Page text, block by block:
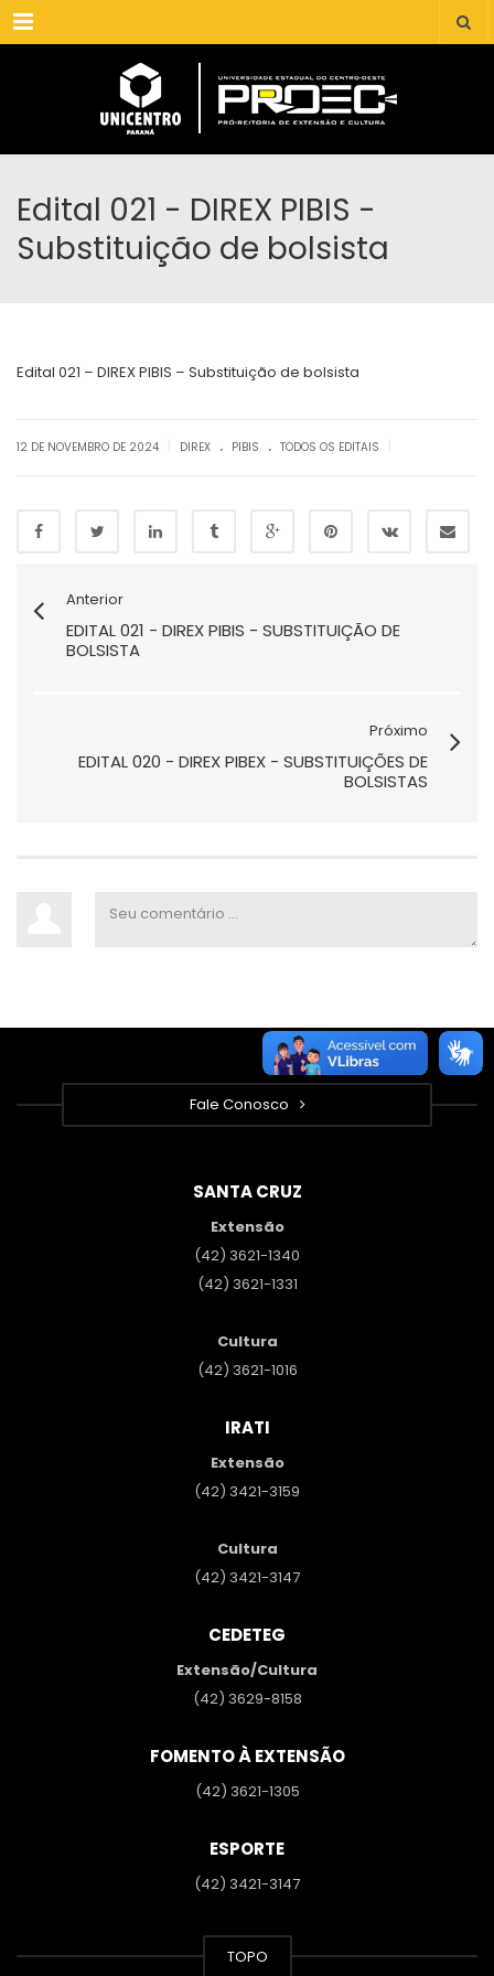
Menu
Edital 021 - DIREX PIBIS -
Substituição de bolsista
Edital 021 – DIREX PIBIS – Substituição de bolsista
12 DE NOVEMBRO DE 2024 DIREX . PIBIS . TODOS OS EDITAIS
Anterior
EDITAL 021 - DIREX PIBIS - SUBSTITUIÇÃO DE
BOLSISTA
Próximo
EDITAL 020 - DIREX PIBEX - SUBSTITUIÇÕES DE
BOLSISTAS
Fale Conosco
SANTA CRUZ
Extensão
(42) 3621-1340
(42) 3621-1331
Cultura
(42) 3621-1016
IRATI
Extensão
(42) 3421-3159
Cultura
(42) 3421-3147
CEDETEG
Extensão/Cultura
(42) 3629-8158
FOMENTO À EXTENSÃO
(42) 3621-1305
ESPORTE
(42) 3421-3147
TOPO